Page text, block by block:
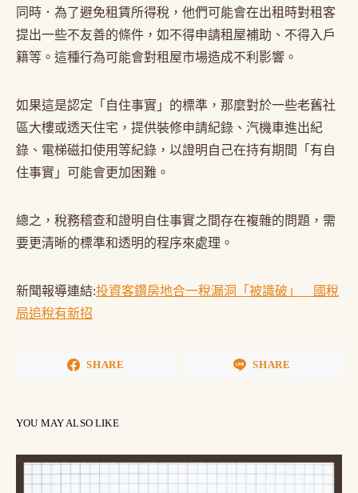
同時．為了避免租賃所得稅，他們可能會在出租時對租客
提出一些不友善的條件，如不得申請租屋補助、不得入戶
籍等。這種行為可能會對租屋市場造成不利影響。
如果這是認定「自住事實」的標準，那麼對於一些老舊社
區大樓或透天住宅，提供裝修申請紀錄、汽機車進出紀
錄、電梯磁扣使用等紀錄，以證明自己在持有期間「有自
住事實」可能會更加困難。
總之，稅務稽查和證明自住事實之間存在複雜的問題，需
要更清晰的標準和透明的程序來處理。
新聞報導連結:投資客鑽房地合一稅漏洞「被識破」 國稅
局追稅有新招
SHARE SHARE
YOU MAY ALSO LIKE